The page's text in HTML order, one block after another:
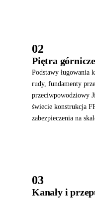
02
Piętra
Podstawy ługowania
rudy, fundamenty
przeciwpowodziowy
świecie konstrukcja
zabezpieczenia na
03
Kanały i